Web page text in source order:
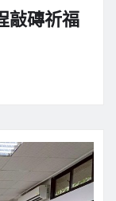
敲磚祈福